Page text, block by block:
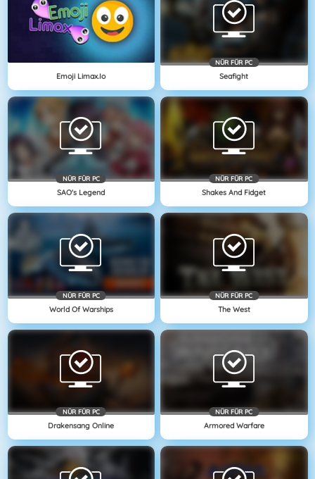
Emoji Limax.io
NÜR FÜR PC
Seafight
NÜR FÜR PC
SAO's Legend
NÜR FÜR PC
Shakes And Fidget
NÜR FÜR PC
World Of Warships
NÜR FÜR PC
The West
NÜR FÜR PC
Drakensang Online
NÜR FÜR PC
Armored Warfare